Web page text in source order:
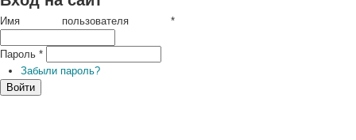
Имя пользователя *
Пароль *
Забыли пароль?